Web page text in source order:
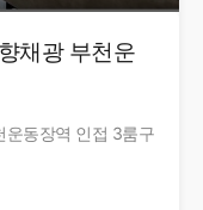
채광 부천운
운동장역 인접 3룸구